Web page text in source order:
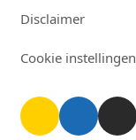
Disclaimer
Cookie instellingen